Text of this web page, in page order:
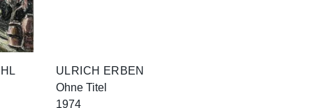
ULRICH ERBEN
Ohne Titel
1974